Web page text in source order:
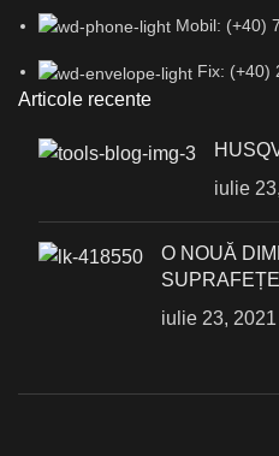
Mobil: (+40)
Fix: (+40)
Articole recente
iulie
О NOUĂ
iulie 23, 2021